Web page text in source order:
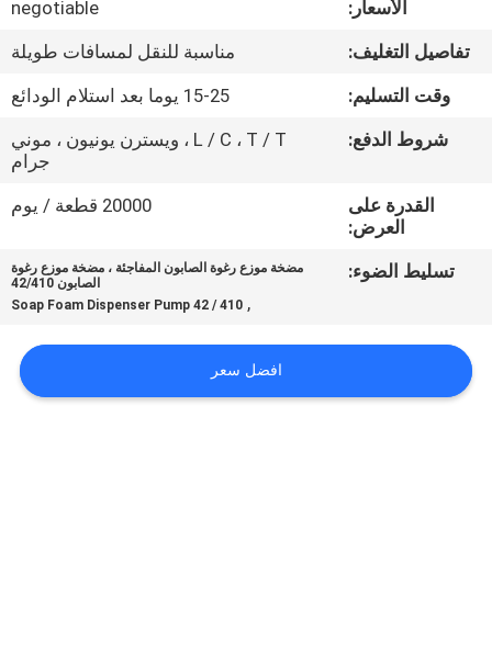
مراقبة
الجودة
اتصل
خريطة
الأسعار:
negotiable
تفاصيل التغليف:
مناسبة للنقل لمسافات طويلة
وقت التسليم:
15-25 يوما بعد استلام الودائع
شروط الدفع:
L / C ، T / T ، ويسترن يونيون ، موني
جرام
القدرة على
العرض:
20000 قطعة / يوم
تسليط الضوء:
مضخة موزع رغوة الصابون المفاجئة ، مضخة موزع رغوة
الصابون 42/410
,
Soap Foam Dispenser Pump 42 / 410
افضل سعر